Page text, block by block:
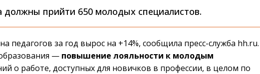
должны прийти 650 молодых специалистов.
педагогов за год вырос на +14%, сообщила пресс-служба hh.ru.
— повышение лояльности к молодым
о работе, доступных для новичков в профессии, в целом по